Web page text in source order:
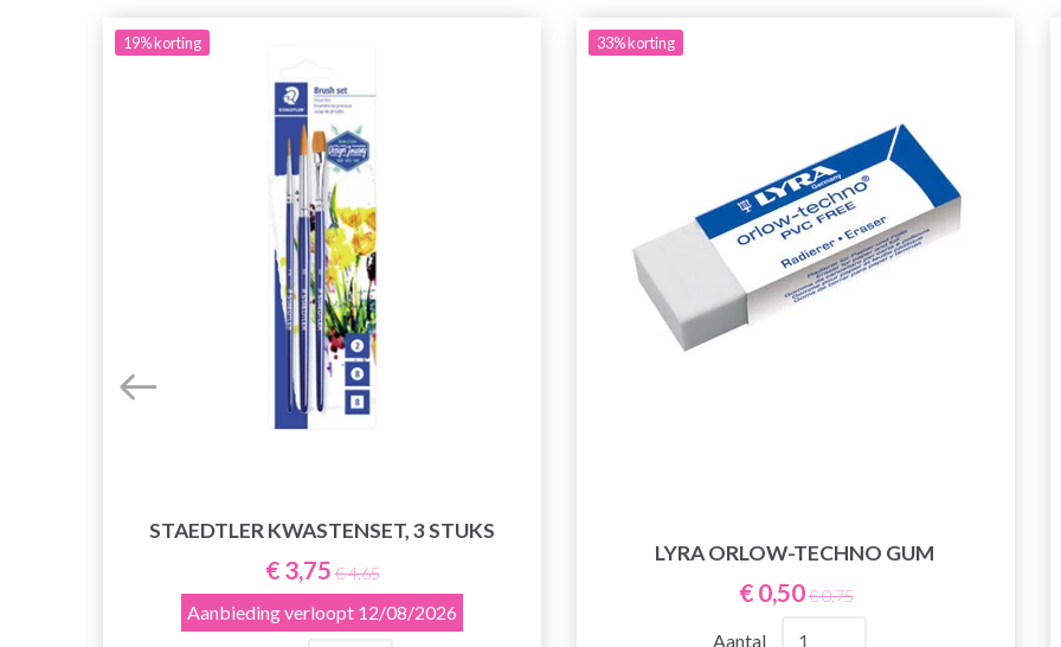
19%korting
STAEDTLER KWASTENSET, 3 STUKS
€ 3,75 € 4,65
Aanbieding verloopt 12/08/2026
33%korting
LYRA ORLOW-TECHNO GUM
€ 0,50€ 0,75
Aantal